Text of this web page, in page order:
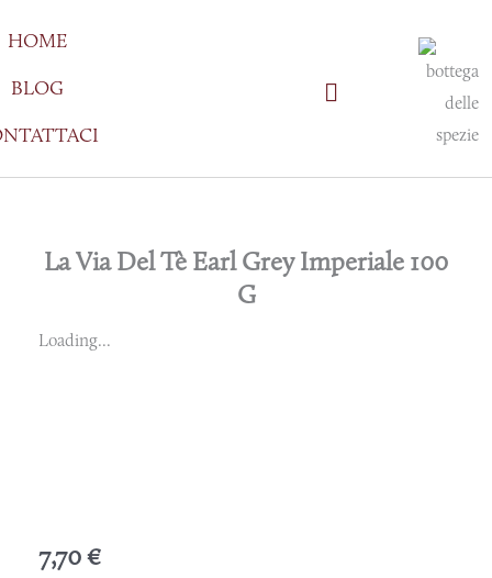
al
contenuto
HOME
BLOG
La Via Del Tè Earl Grey Imperiale 100
G
Loading...
7,70€